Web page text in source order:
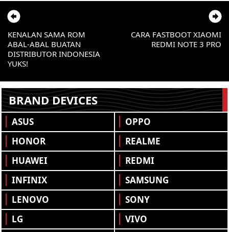
CARA FASTBOOT XIAOMI
REDMI NOTE 3 PRO
KENALAN SAMA ROM
ABAL-ABAL BUATAN
DISTRIBUTOR INDONESIA
YUKS!
BRAND DEVICES
ASUS
HONOR
HUAWEI
INFINIX
LENOVO
LG
OPPO
REALME
REDMI
SAMSUNG
SONY
VIVO